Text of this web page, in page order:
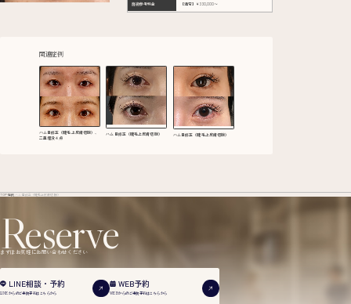
施術参考料金 【通常】￥330,000〜
関連症例
ハム目修正（睫毛上皮膚切除）、
二重埋没４点
ハム目修正（睫毛上皮膚切除） ハム目修正（睫毛上皮膚切除）
TOP 症例 ハム目修正（睫毛上皮膚切除）
Reserve
まずはお気軽にお問い合わせください
LINE相談・予約
LINEからのご来院予約は こちらから
WEB予約
WEBからのご来院予約はこちらから